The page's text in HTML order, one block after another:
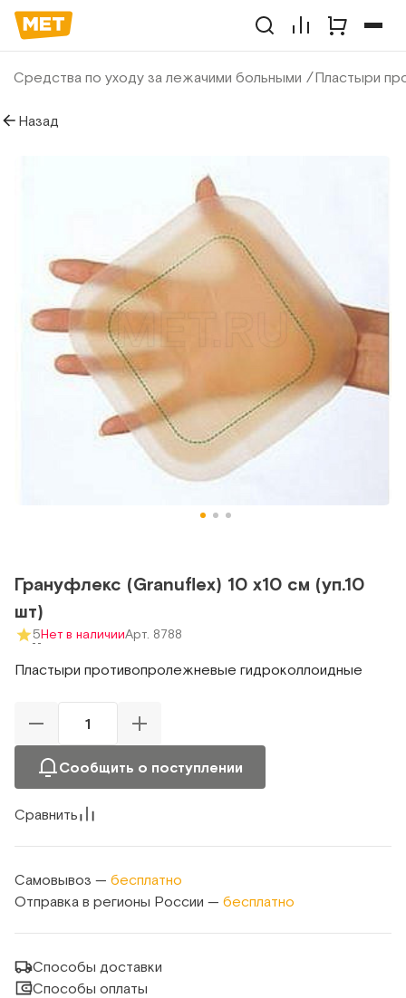
Средства по уходу за лежачими больными Пластыри
Назад
Грануфлекс (Granuflex) 10 х10 см (уп.10
шт)
5Нет в наличииАрт. 8788
Пластыри противопролежневые гидроколлоидные
Сообщить о поступлении
Сравнить
Самовывоз — бесплатно
Отправка в регионы России — бесплатно
Способы доставки
Способы оплаты